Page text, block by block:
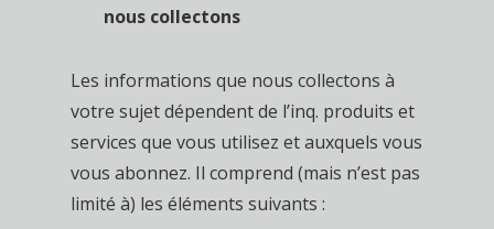
nous collectons
Les informations que nous collectons à
votre sujet dépendent de l’inq. produits et
services que vous utilisez et auxquels vous
vous abonnez. Il comprend (mais n’est pas
limité à) les éléments suivants :